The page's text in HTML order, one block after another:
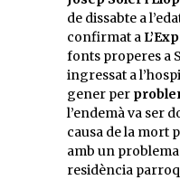
de dissabte a
confirmat a
fonts properes a
ingressat a
gener per
l’endemà va ser
causa de la mort
amb un
residència